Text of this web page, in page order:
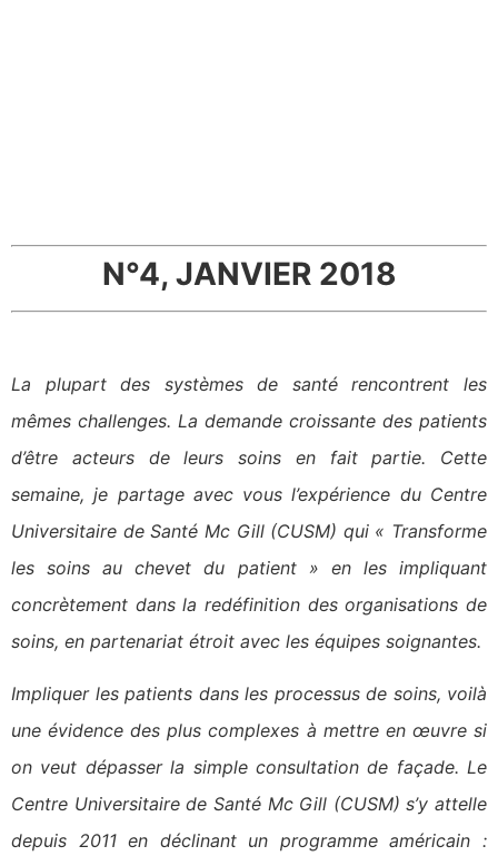
N°4, JANVIER 2018
La plupart des systèmes de santé rencontrent les
mêmes challenges. La demande croissante des patients
d’être acteurs de leurs soins en fait partie. Cette
semaine, je partage avec vous l’expérience du Centre
Universitaire de Santé Mc Gill (CUSM) qui « Transforme
les soins au chevet du patient » en les impliquant
concrètement dans la redéfinition des organisations de
soins, en partenariat étroit avec les équipes soignantes.
Impliquer les patients dans les processus de soins, voilà
une évidence des plus complexes à mettre en œuvre si
on veut dépasser la simple consultation de façade. Le
Centre Universitaire de Santé Mc Gill (CUSM) s’y attelle
depuis 2011 en déclinant un programme américain :